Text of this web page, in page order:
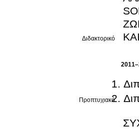
Διδακτορικό
Προπτυχιακό